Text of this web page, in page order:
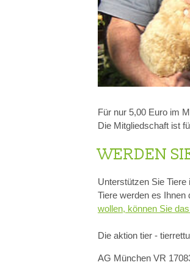
HITZSCHLAG
WILDVÖGEL
IGEL
Für nur 5,00 Euro im
Die Mitgliedschaft ist
WERDEN
Unterstützen Sie
Tiere werden es Ihnen
wollen, können Sie
Die aktion tier -
AG München VR